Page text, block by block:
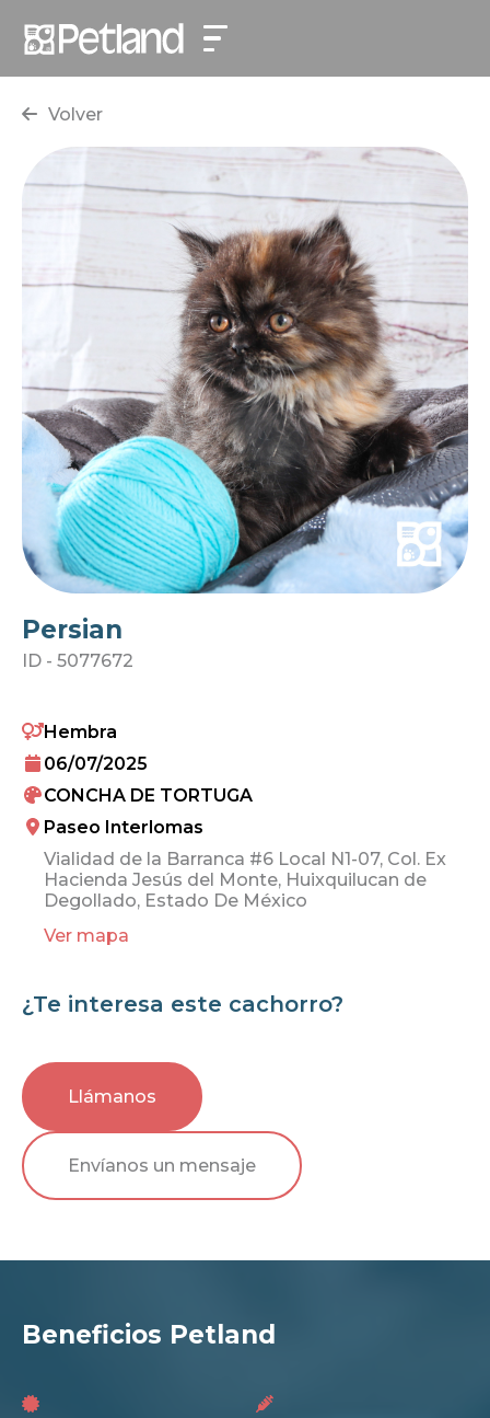
Volver
Persian
ID - 5077672
Hembra
06/07/2025
CONCHA DE TORTUGA
Paseo Interlomas
Vialidad de la Barranca #6 Local N1-07, Col. Ex
Hacienda Jesús del Monte, Huixquilucan de
Degollado, Estado De México
Ver mapa
¿Te interesa este cachorro?
Llámanos
Envíanos un mensaje
Beneficios Petland